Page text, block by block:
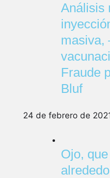
Análisis
masiva,
Fraude
Bluf
24 de febrero de
Ojo,